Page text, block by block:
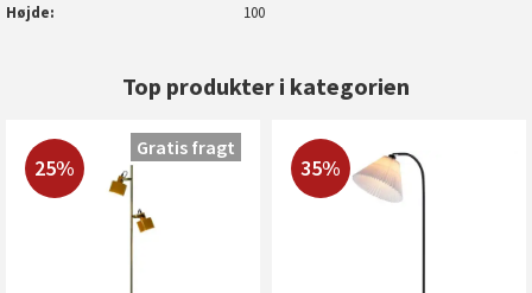
Højde
100
Top produkter i kategorien
25%
Gratis fragt
35%